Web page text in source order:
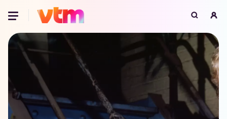
Voor je onze programma's gaat ontdekken,
best je browser updaten of hieronder één
van de ondersteunde browsers
downloaden.
Google Chrome Download